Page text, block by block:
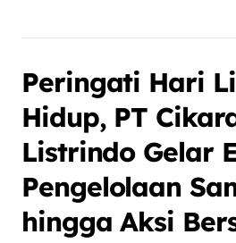
Peringati Hari
Hidup, PT
Listrindo Gelar
Pengelolaan
hingga Aksi